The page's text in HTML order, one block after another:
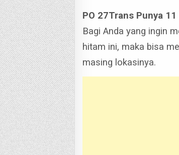
PO 27Trans Punya
Bagi Anda yang ingin
hitam ini, maka bisa
masing lokasinya.